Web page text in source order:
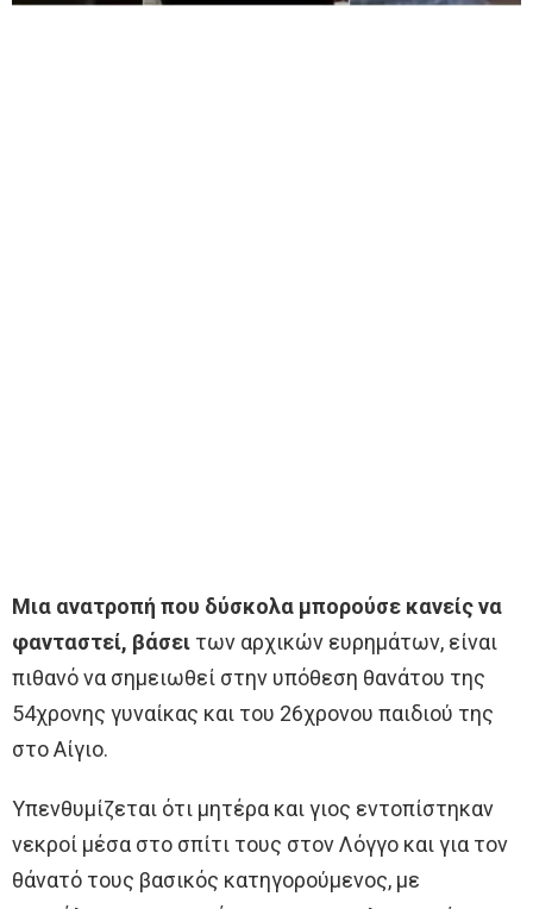
Μια ανατροπή που δύσκολα μπορούσε κανείς να
φανταστεί, βάσει των αρχικών ευρημάτων, είναι
πιθανό να σημειωθεί στην υπόθεση θανάτου της
54χρονης γυναίκας και του 26χρονου παιδιού της
στο Αίγιο.
Υπενθυμίζεται ότι μητέρα και γιος εντοπίστηκαν
νεκροί μέσα στο σπίτι τους στον Λόγγο και για τον
θάνατό τους βασικός κατηγορούμενος, με